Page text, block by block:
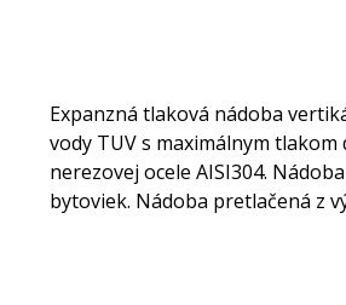
Expanzná tlaková nádoba
vody TUV s maximálnym tlakom
nerezovej ocele AISI304.
bytoviek. Nádoba pretlačená z